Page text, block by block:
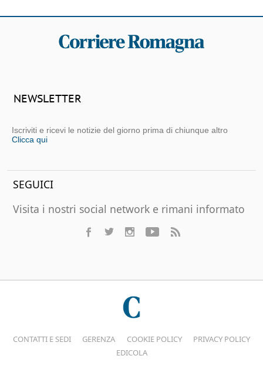
NEWSLETTER
Iscriviti e ricevi le notizie del giorno prima di chiunque altro
Clicca qui
SEGUICI
Visita i nostri social network e rimani informato
CONTATTI E SEDI GERENZA COOKIE POLICY
PRIVACY POLICY
EDICOLA